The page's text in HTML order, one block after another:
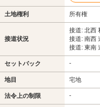
土地権利 所有権
接道状況
接道: 北西
接道: 南西
接道: 東南
セットバック -
地目 宅地
法令上の制限 -